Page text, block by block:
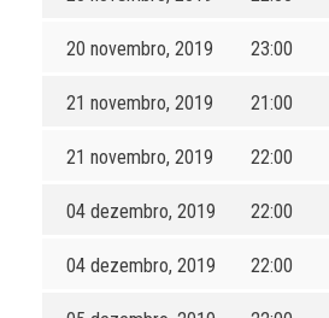
20 novembro, 2019 23:00
21 novembro, 2019 21:00
21 novembro, 2019 22:00
04 dezembro, 2019 22:00
04 dezembro, 2019 22:00